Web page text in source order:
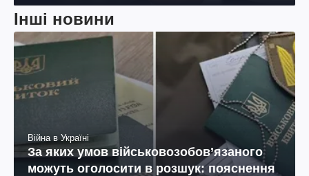
Інші новини
Війна в Україні
За яких умов військовозобов’язаного
можуть оголосити в розшук: пояснення